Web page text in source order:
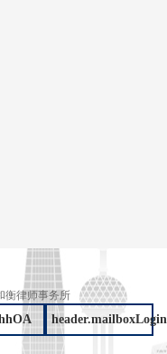
衡律师事务所
header.mailboxLogin